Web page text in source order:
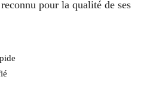
pour la qualité de ses